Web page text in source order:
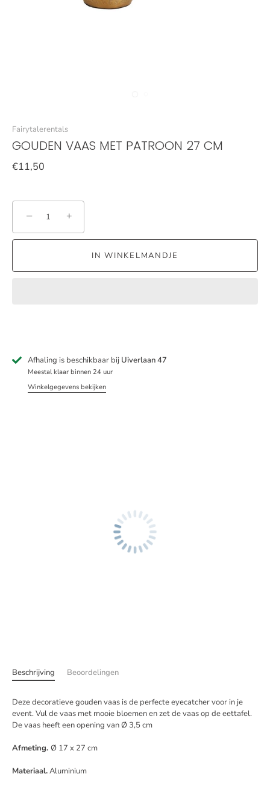
Fairytalerentals
GOUDEN VAAS MET PATROON 27 CM
€11,50
− +
IN WINKELMANDJE
Afhaling is beschikbaar bij Uiverlaan 47
Meestal klaar binnen 24 uur
Winkelgegevens bekijken
Beschrijving Beoordelingen
Deze decoratieve gouden vaas is de perfecte eyecatcher voor in je
event.Vul de vaas met mooie bloemen en zet de vaas op de eettafel.
De vaas heeft een opening van Ø 3,5 cm
Afmeting. Ø 17 x 27 cm
Materiaal.Aluminium